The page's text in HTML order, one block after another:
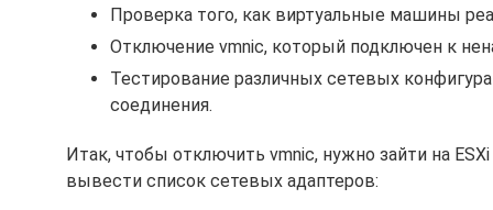
Проверка того, как виртуальные машины
Отключение vmnic, который подключен к
Тестирование различных сетевых
соединения.
Итак, чтобы отключить vmnic, нужно зайти на
вывести список сетевых адаптеров: